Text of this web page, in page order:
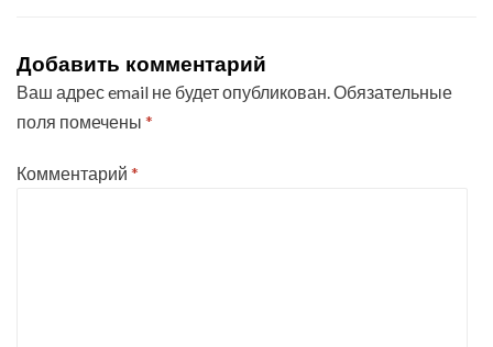
Добавить комментарий
Ваш адрес email не будет опубликован. Обязательные
поля помечены *
Комментарий *